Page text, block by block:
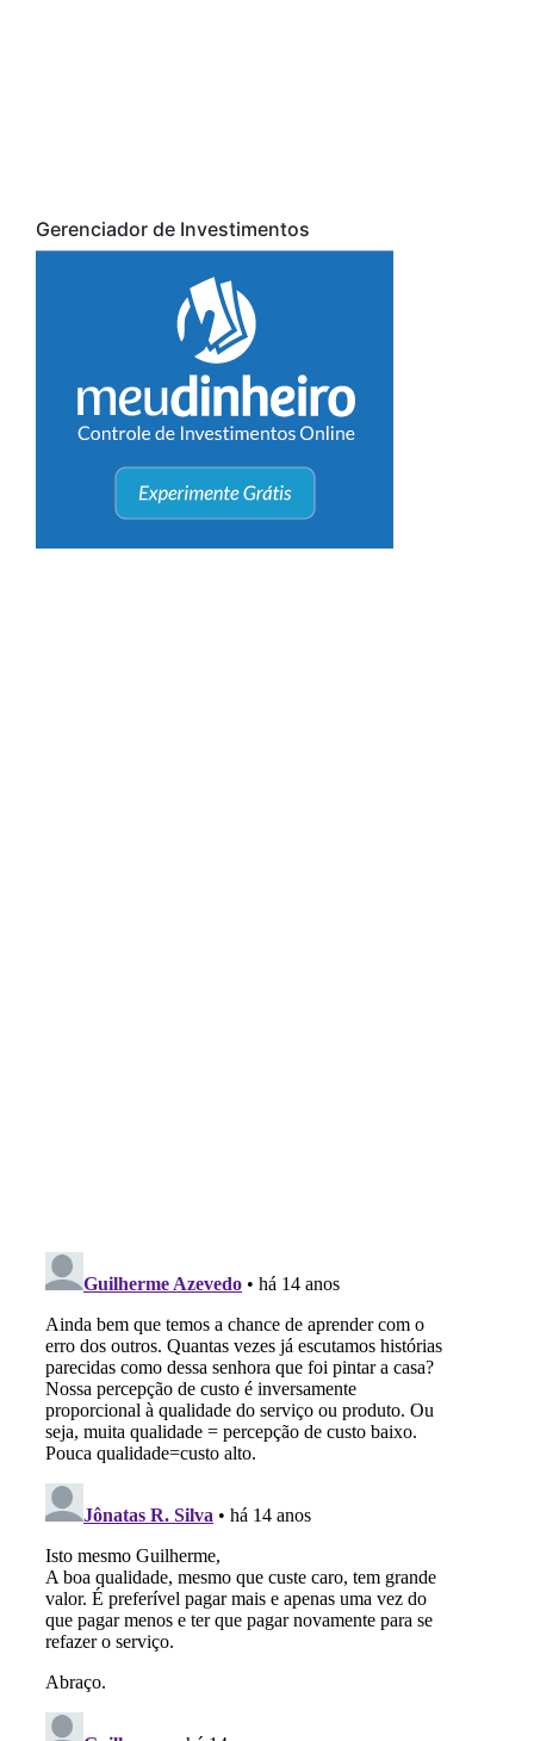
Gerenciador de Investimentos